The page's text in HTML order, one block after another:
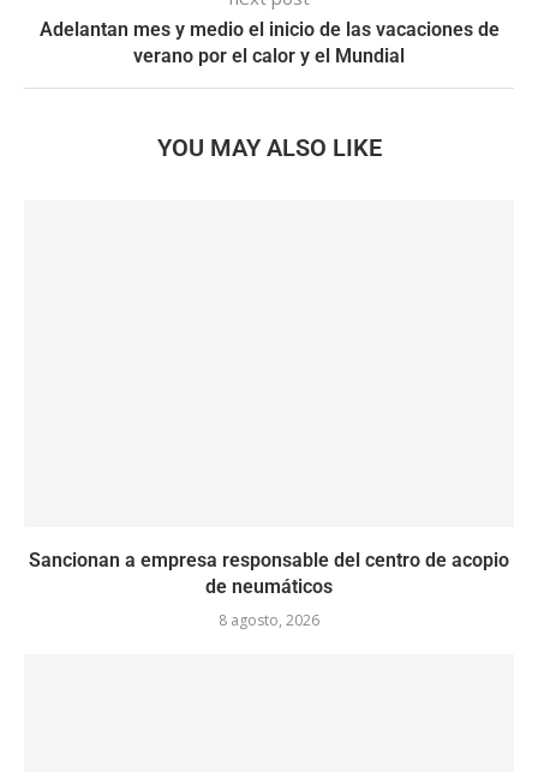
Adelantan mes y medio el inicio de las vacaciones de
verano por el calor y el Mundial
YOU MAY ALSO LIKE
Sancionan a empresa responsable del centro de acopio
de neumáticos
8 agosto, 2026